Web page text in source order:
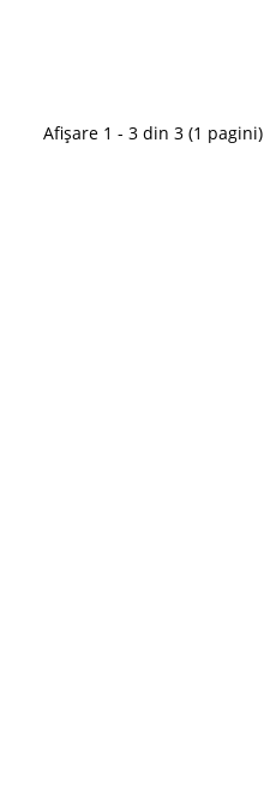
Stoc Epuizat - Indisponibil
Afișare 1 - 3 din 3 (1 pagini)